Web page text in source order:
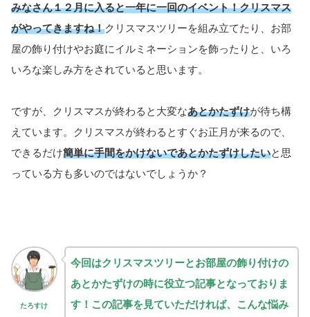
みなさん１２月に入ると一年に一回のイベント！クリスマス
がやってきますね！クリスマスツリーを組み立てたり、お部
屋の飾り付けやお庭にイルミネーションを飾ったりと、いろ
いろな楽しみ方をされていると思います。
ですが、クリスマスが終わると大変なあとかたずけが待ち構
えています。クリスマスが終わるとすぐお正月が来るので、
できるだけ簡単に手間をかけないであとかたずけしたいと思
っている方も多いのではないでしょうか？
たろすけ
今回はクリスマスツリーとお部屋の飾り付けの
あとかたずけの時に役立つ記事となっておりま
す！ この記事を見ていただければ、こんな悩み